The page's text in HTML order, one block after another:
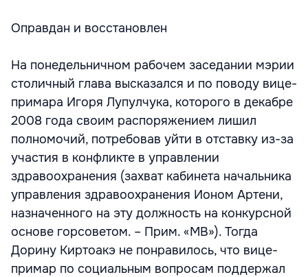
Оправдан и восстановлен
На понедельничном рабочем заседании мэрии
столичный глава высказался и по поводу вице-
примара Игоря Лупулчука, которого в декабре
2008 года своим распоряжением лишил
полномочий, потребовав уйти в отставку из-за
участия в конфликте в управлении
здравоохранения (захват кабинета начальника
управления здравоохранения Ионом Артени,
назначенного на эту должность на конкурсной
основе горсоветом. – Прим. «МВ»). Тогда
Дорину Киртоакэ не понравилось, что вице-
примар по социальным вопросам поддержал